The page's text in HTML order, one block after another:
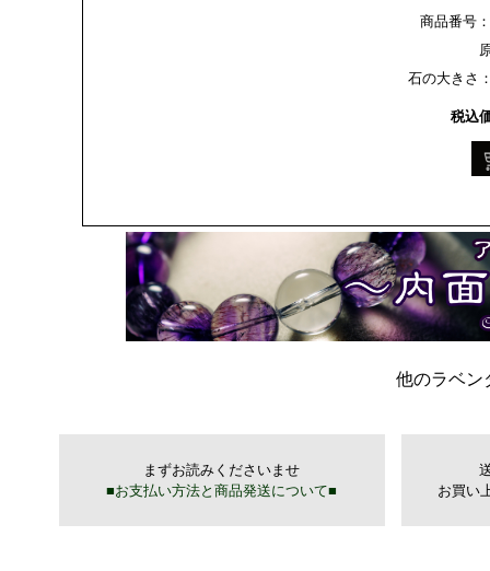
商品番号
石の大きさ
税込
他のラベン